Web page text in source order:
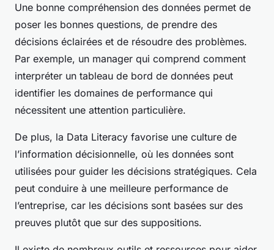
Une bonne compréhension des données permet de
poser les bonnes questions, de prendre des
décisions éclairées et de résoudre des problèmes.
Par exemple, un manager qui comprend comment
interpréter un tableau de bord de données peut
identifier les domaines de performance qui
nécessitent une attention particulière.
De plus, la Data Literacy favorise une culture de
l’information décisionnelle, où les données sont
utilisées pour guider les décisions stratégiques. Cela
peut conduire à une meilleure performance de
l’entreprise, car les décisions sont basées sur des
preuves plutôt que sur des suppositions.